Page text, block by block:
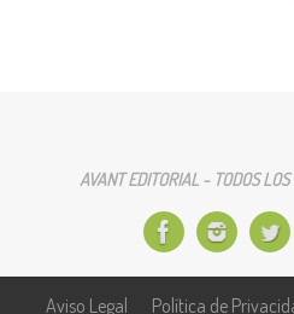
AVANT EDITORIAL - TODOS
Aviso Legal Política de